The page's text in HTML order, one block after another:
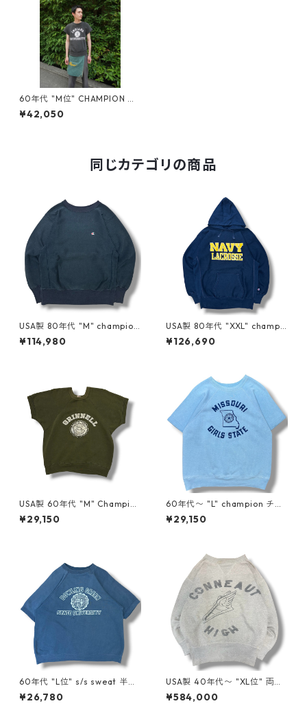
60年代 "M位" CHAMPION チ
ャンピオン ランタグ 半袖スウ
ェット カレッジ 黒 ブラック
¥42,050
同じカテゴリの商品
USA製 80年代 "M" champion
チャンピオン スウェットシャ
ツ リバースウィーブ two ton
¥114,980
USA製 80年代 "XXL" champi
on チャンピオン スウェットシ
ャツ リバースウィーブ ミリタ
高円寺 ビンテージ n60727
¥126,690
USA製 60年代 "M" Champion
半袖スウェット 緑 オリーブ ラ
ンタグ サンフェード カレッジ
¥29,150
60年代〜 "L" champion チャ
ンピオン 半袖スウェット ラン
タグ 水色 light blue 古着 古
¥29,150
60年代 "L位" s/s sweat 半袖
スウェット ナス紺 古着 古着屋
高円寺 ビンテージ n260728
¥26,780
USA製 40年代〜 "XL位" 両面
プリントヴィンテージスウェ
ット ウィングフット 両V はめ
¥584,000